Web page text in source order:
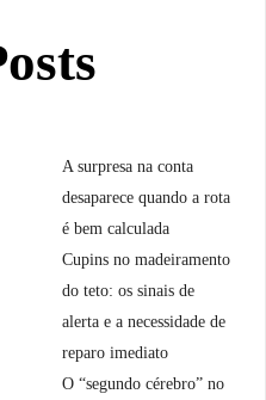
A surpresa na conta
desaparece quando a rota
é bem calculada
Cupins no madeiramento
do teto: os sinais de
alerta e a necessidade de
reparo imediato
O “segundo cérebro” no